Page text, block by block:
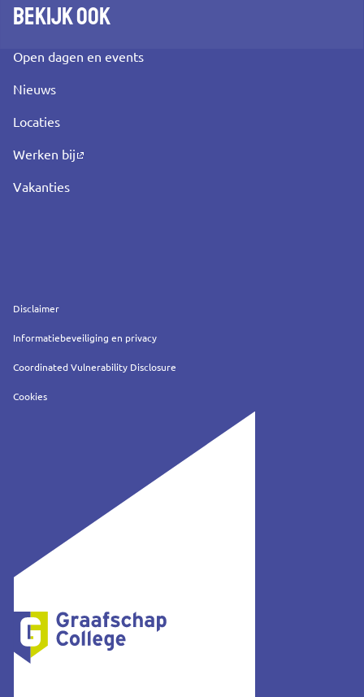
Bekijk ook
Open dagen en events
Nieuws
Locaties
Werken bij
Vakanties
Service
Disclaimer
Informatiebeveiliging en privacy
Coordinated Vulnerability Disclosure
Cookies